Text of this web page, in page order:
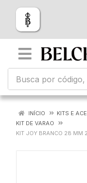
INÍCIO
KITS E
KIT DE VARAO
KIT JOY BRANCO 28 MM